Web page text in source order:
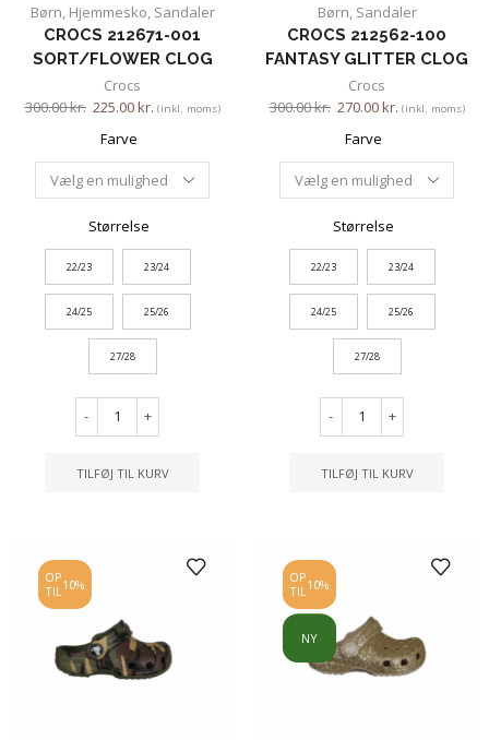
Børn, Hjemmesko, Sandaler
CROCS 212671-001
SORT/FLOWER CLOG
Crocs
300.00kr. 225.00kr. (inkl. moms)
Farve
Størrelse
22/23 23/24
24/25 25/26
27/28
- +
TILFØJ TIL KURV
Børn, Sandaler
CROCS 212562-100
FANTASY GLITTER CLOG
Crocs
300.00kr. 270.00kr. (inkl. moms)
Farve
Størrelse
22/23 23/24
24/25 25/26
27/28
- +
TILFØJ TIL KURV
OP
TIL10%
OP
TIL10%
NY